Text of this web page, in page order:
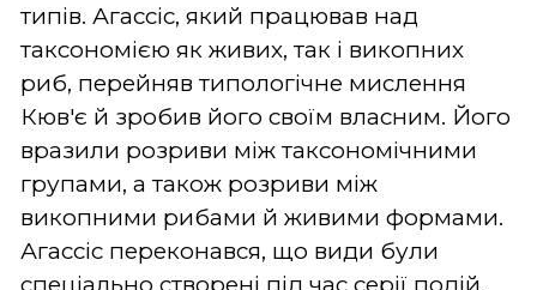
типів. Агассіс, який працював над
таксономією як живих, так і викопних
риб, перейняв типологічне мислення
Кюв'є й зробив його своїм власним. Його
вразили розриви між таксономічними
групами, а також розриви між
викопними рибами й живими формами.
Агассіс переконався, що види були